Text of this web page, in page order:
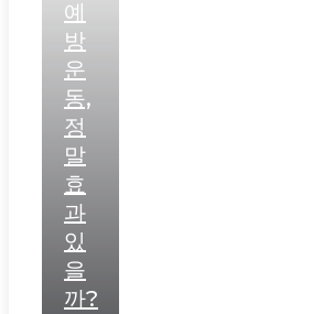
예
방
운
동,
정
말
효
과
있
을
까?